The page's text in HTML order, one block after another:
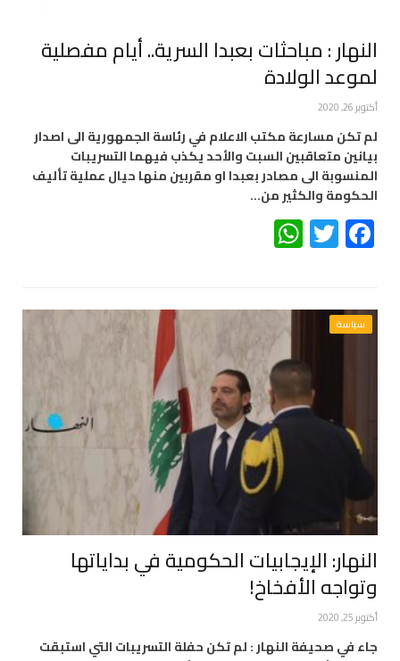
النهار : مباحثات بعبدا السرية.. أيام مفصلية
لموعد الولادة
أكتوبر 26, 2020
لم تكن مسارعة مكتب الاعلام في رئاسة الجمهورية الى اصدار
بيانين متعاقبين السبت والأحد ‏يكذب فيهما التسريبات
المنسوبة الى مصادر بعبدا او مقربين منها حيال عملية تأليف
الحكومة ‏والكثير من…
Facebook
Twitter
سياسة
النهار: الإيجابيات الحكومية في بداياتها
وتواجه الأفخاخ!
أكتوبر 25, 2020
جاء في صحيفة النهار : لم تكن حفلة التسريبات التي استبقت